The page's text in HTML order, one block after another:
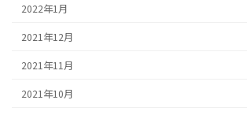
2022年1月
2021年12月
2021年11月
2021年10月